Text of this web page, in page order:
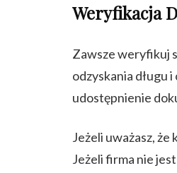
Weryfikacja
Zawsze weryfikuj
odzyskania długu
udostępnienie
Jeżeli uważasz,
Jeżeli firma nie